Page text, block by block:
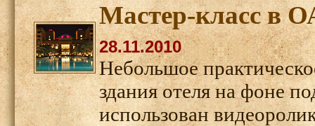
Мастер-класс в
28.11.2010
Небольшое
здания отеля на фоне
использован